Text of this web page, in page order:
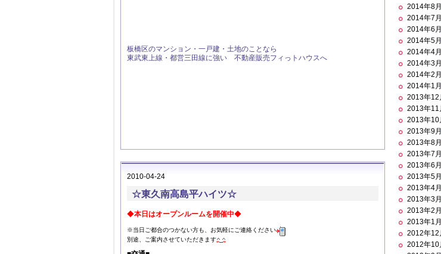
板橋区のマンション・一戸建・土地のことなら
東武東上線・都営三田線に強い 不動産販売フィっトハウスへ
2010-04-24
☆東久南高島平ハイツ☆
◆本日はオープンルームを開催中◆
※当日ご都合のつかない方も、お気軽にご連絡ください
別途、ご案内させていただきます
2014年8月
2014年7月
2014年6月
2014年5月
2014年4月
2014年3月
2014年2月
2014年1月
2013年12
2013年11
2013年10
2013年9月
2013年8月
2013年7月
2013年6月
2013年5月
2013年4月
2013年3月
2013年2月
2013年1月
2012年12
2012年10